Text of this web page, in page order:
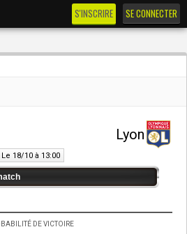
S'INSCRIRE SE CONNECTER
Lyon
Le 18/10 à 13:00
DE VICTOIRE